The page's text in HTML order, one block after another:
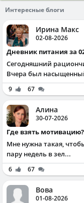
Интересные блоги
Ирина Макс
02-08-2026
Дневник питания за
Сегодняшний
Вчера был
9 67
Алина
30-07-2026
Где взять мотивацию?
Мне нужна такая,
пару недель в зел...
6 67
Вова
01-08-2026